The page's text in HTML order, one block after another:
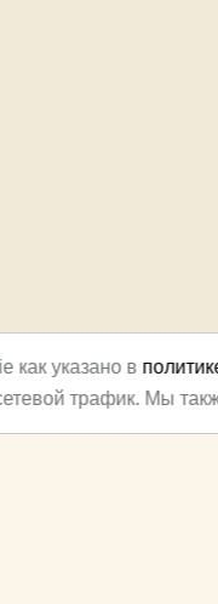
как указано в
трафик. Мы